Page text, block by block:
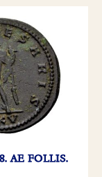
AE FOLLIS.